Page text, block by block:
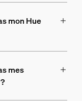
mon Hue
mes